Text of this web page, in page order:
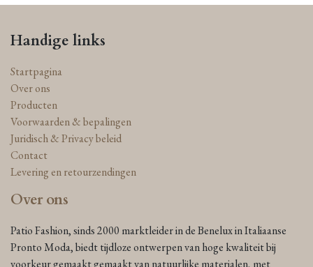
Handige links
Startpagina
Over ons
Producten
Voorwaarden & bepalingen
Juridisch & Privacy beleid
Contact
Levering en retourzendingen
Over ons
Patio Fashion, sinds 2000 marktleider in de Benelux in Italiaanse
Pronto Moda, biedt tijdloze ontwerpen van hoge kwaliteit bij
voorkeur gemaakt gemaakt van natuurlijke materialen, met